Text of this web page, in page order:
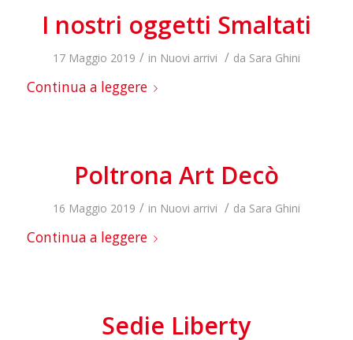
I nostri oggetti Smaltati
17 Maggio 2019 / in Nuovi arrivi / da Sara Ghini
Continua a leggere
Poltrona Art Decò
16 Maggio 2019 / in Nuovi arrivi / da Sara Ghini
Continua a leggere
Sedie Liberty